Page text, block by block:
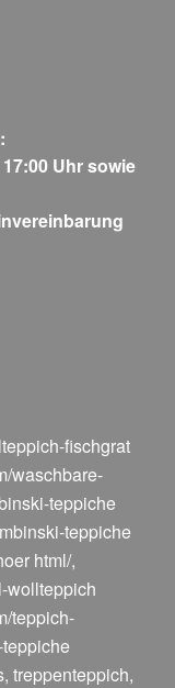
Uhr sowie
fischgrat
waschbare-
teppiche
teppiche
html/,
wollteppich
teppich-
, treppenteppich,